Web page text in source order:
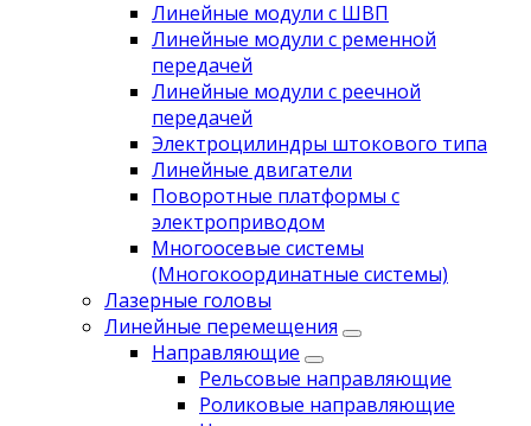
Линейные модули с ШВП
Линейные модули с ременной
передачей
Линейные модули с реечной
передачей
Электроцилиндры штокового типа
Линейные двигатели
Поворотные платформы с
электроприводом
Многоосевые системы
(Многокоординатные системы)
Лазерные головы
Линейные перемещения
Направляющие
Рельсовые направляющие
Роликовые направляющие